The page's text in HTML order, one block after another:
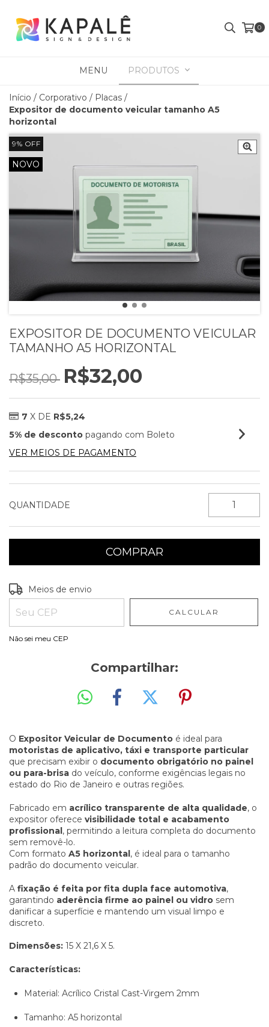
0
MENU PRODUTOS
Início / Corporativo / Placas /
Expositor de documento veicular tamanho A5
horizontal
9% OFF
NOVO
EXPOSITOR DE DOCUMENTO VEICULAR
TAMANHO A5 HORIZONTAL
R$35,00 R$32,00
7 X DE R$5,24
5% de desconto pagando com Boleto
VER MEIOS DE PAGAMENTO
QUANTIDADE
Entregas para o CEP:
Meios de envio
CALCULAR
Não sei meu CEP
Compartilhar:
O Expositor Veicular de Documento é ideal para
motoristas de aplicativo, táxi e transporte particular
que precisam exibir o documento obrigatório no painel
ou para-brisa do veículo, conforme exigências legais no
estado do Rio de Janeiro e outras regiões.
Fabricado em acrílico transparente de alta qualidade, o
expositor oferece visibilidade total e acabamento
profissional, permitindo a leitura completa do documento
sem removê-lo.
Com formato A5 horizontal, é ideal para o tamanho
padrão do documento veicular.
A fixação é feita por fita dupla face automotiva,
garantindo aderência firme ao painel ou vidro sem
danificar a superfície e mantendo um visual limpo e
discreto.
Dimensões: 15 X 21,6 X 5.
Características:
Material: Acrílico Cristal Cast-Virgem 2mm
Tamanho: A5 horizontal